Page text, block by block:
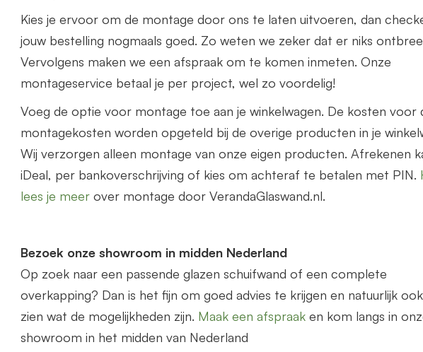
Kies je ervoor om de montage door ons te laten uitvoeren, dan
jouw bestelling nogmaals goed. Zo weten we zeker dat er niks
Vervolgens maken we een afspraak om te komen inmeten. Onze
montageservice betaal je per project, wel zo voordelig!
Voeg de optie voor montage toe aan je winkelwagen. De kosten voor
montagekosten worden opgeteld bij de overige producten in je
Wij verzorgen alleen montage van onze eigen producten. Afrekenen
iDeal, per bankoverschrijving of kies om achteraf te betalen met PIN.
lees je meer over montage door VerandaGlaswand.nl.
Bezoek onze showroom in midden Nederland
Op zoek naar een passende glazen schuifwand of een complete
overkapping? Dan is het fijn om goed advies te krijgen en natuurlijk
zien wat de mogelijkheden zijn. Maak een afspraak en kom langs in
showroom in het midden van Nederland